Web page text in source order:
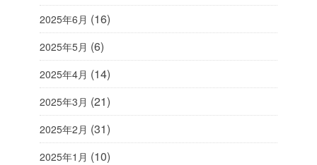
2025年6月 (16)
2025年5月 (6)
2025年4月 (14)
2025年3月 (21)
2025年2月 (31)
2025年1月 (10)